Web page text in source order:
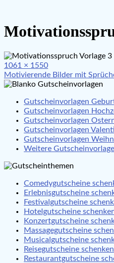
Full
size
1061 × 1550
Beitragsnavigation
Motivierende Bilder mit
Gutscheinvorlagen
Gutscheinvorlagen
Gutscheinvorlagen
Gutscheinvorlagen
Gutscheinvorlagen
Weitere
Comedygutscheine
Erlebnisgutscheine
Festivalgutscheine
Hotelgutscheine
Konzertgutscheine
Massagegutscheine
Musicalgutscheine
Reisegutscheine schenken
Restaurantgutscheine